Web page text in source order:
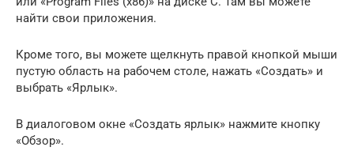
найти свои приложения.
Кроме того, вы можете щелкнуть правой кнопкой мыши
пустую область на рабочем столе, нажать «Создать» и
выбрать «Ярлык».
В диалоговом окне «Создать ярлык» нажмите кнопку
«Обзор».